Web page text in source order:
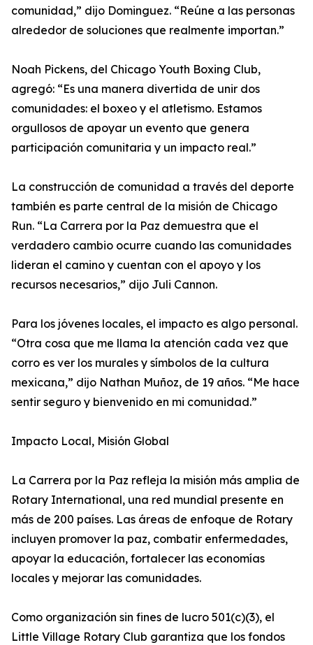
comunidad,” dijo Dominguez. “Reúne a las personas
alrededor de soluciones que realmente importan.”
Noah Pickens, del Chicago Youth Boxing Club,
agregó: “Es una manera divertida de unir dos
comunidades: el boxeo y el atletismo. Estamos
orgullosos de apoyar un evento que genera
participación comunitaria y un impacto real.”
La construcción de comunidad a través del deporte
también es parte central de la misión de Chicago
Run. “La Carrera por la Paz demuestra que el
verdadero cambio ocurre cuando las comunidades
lideran el camino y cuentan con el apoyo y los
recursos necesarios,” dijo Juli Cannon.
Para los jóvenes locales, el impacto es algo personal.
“Otra cosa que me llama la atención cada vez que
corro es ver los murales y símbolos de la cultura
mexicana,” dijo Nathan Muñoz, de 19 años. “Me hace
sentir seguro y bienvenido en mi comunidad.”
Impacto Local, Misión Global
La Carrera por la Paz refleja la misión más amplia de
Rotary International, una red mundial presente en
más de 200 países. Las áreas de enfoque de Rotary
incluyen promover la paz, combatir enfermedades,
apoyar la educación, fortalecer las economías
locales y mejorar las comunidades.
Como organización sin fines de lucro 501(c)(3), el
Little Village Rotary Club garantiza que los fondos